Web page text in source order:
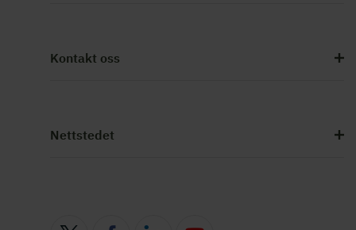
Kontakt oss
Nettstedet